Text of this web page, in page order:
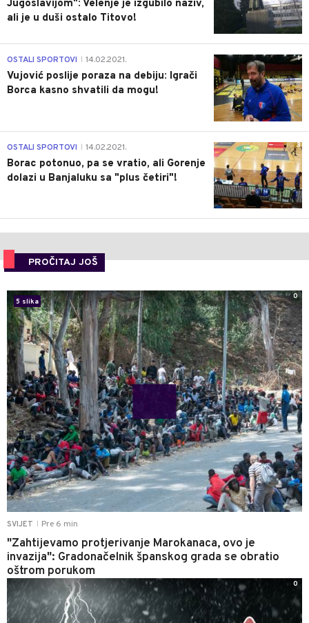
Jugoslavijom": Velenje je izgubilo naziv,
ali je u duši ostalo Titovo!
1
OSTALI SPORTOVI 14.02.2021.
Vujović poslije poraza na debiju: Igrači
Borca kasno shvatili da mogu!
3
OSTALI SPORTOVI 14.02.2021.
Borac potonuo, pa se vratio, ali Gorenje
dolazi u Banjaluku sa "plus četiri"!
PROČITAJ JOŠ
SVIJET Pre 6 min
"Zahtijevamo protjerivanje Marokanaca, ovo je
invazija": Gradonačelnik španskog grada se obratio
oštrom porukom
5 slika
0
0